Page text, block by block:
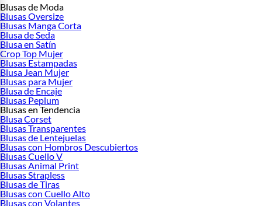
Blusas de Moda
Blusas Oversize
Blusas Manga Corta
Blusa de Seda
Blusa en Satín
Crop Top Mujer
Blusas Estampadas
Blusa Jean Mujer
Blusas para Mujer
Blusa de Encaje
Blusas Peplum
Blusas en Tendencia
Blusa Corset
Blusas Transparentes
Blusas de Lentejuelas
Blusas con Hombros Descubiertos
Blusas Cuello V
Blusas Animal Print
Blusas Strapless
Blusas de Tiras
Blusas con Cuello Alto
Blusas con Volantes